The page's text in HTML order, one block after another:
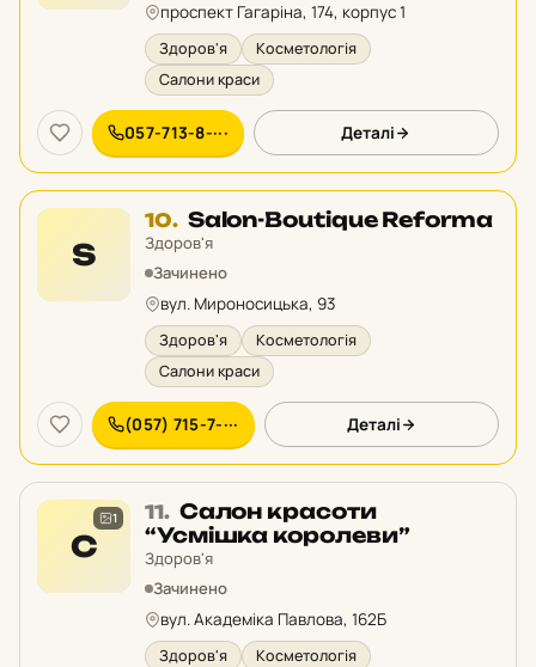
проспект Гагаріна, 174, корпус 1
Здоров'я
Косметологія
Салони краси
057-713-8-··· Деталі
S
10. Місце
10
у
Salon-Boutique Reforma
Здоров'я
Зачинено
вул. Мироносицька, 93
Здоров'я
Косметологія
Салони краси
(057) 715-7-··· Деталі
С
1 11. Місце
11
у
рейтингу:
Салон красоти
“Усмішка королеви”
Здоров'я
Зачинено
вул. Академіка Павлова, 162Б
Здоров'я
Косметологія